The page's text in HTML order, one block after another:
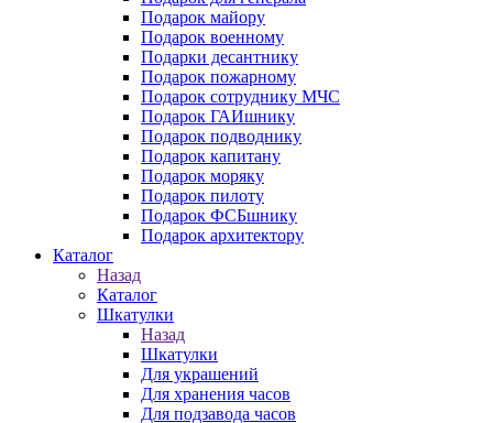
Подарок майору
Подарок военному
Подарки десантнику
Подарок пожарному
Подарок сотруднику МЧС
Подарок ГАИшнику
Подарок подводнику
Подарок капитану
Подарок моряку
Подарок пилоту
Подарок ФСБшнику
Подарок архитектору
Каталог
Назад
Каталог
Шкатулки
Назад
Шкатулки
Для украшений
Для хранения часов
Для подзавода часов